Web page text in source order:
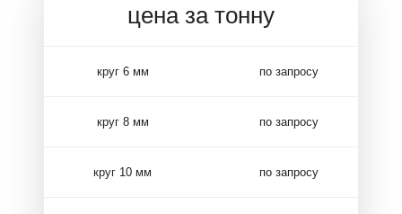
цена за тонну
круг 6 мм по запросу
круг 8 мм по запросу
круг 10 мм по запросу